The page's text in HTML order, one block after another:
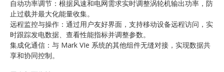
自动功率调节：根据风速和电网需求实时调整涡轮机输出功率，防
止过载并最大化能量收集。
远程监控与操作：通过用户友好界面，支持移动设备远程访问，实
时跟踪发电数据、查看性能指标并调整参数。
集成化通信：与 Mark VIe 系统的其他组件无缝对接，实现数据共
享和协同控制。